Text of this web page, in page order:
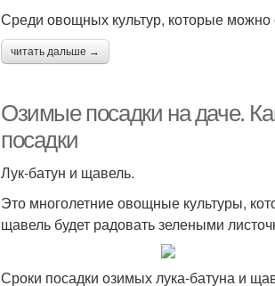
Среди овощных культур, которые можно
читать дальше →
Озимые посадки на даче.
посадки
Лук-батун и щавель.
Это многолетние овощные культуры,
щавель будет радовать зелеными
Сроки посадки озимых лука-батуна и